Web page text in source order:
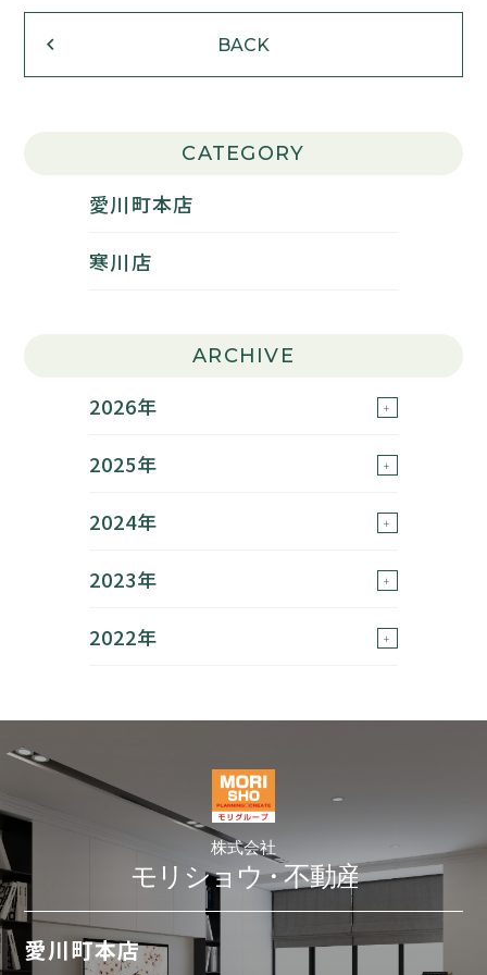
BACK
CATEGORY
愛川町本店
寒川店
ARCHIVE
2026年
2025年
2024年
2023年
2022年
愛川町本店